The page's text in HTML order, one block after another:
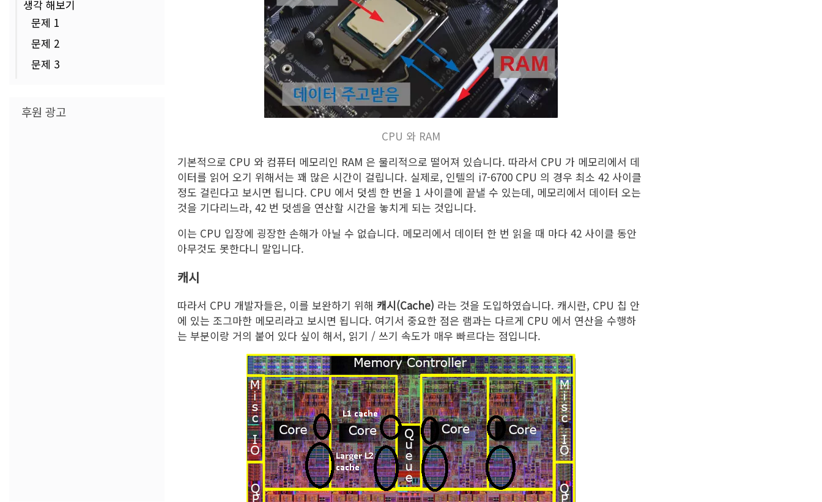
생각 해보기
문제 1
문제 2
문제 3
후원 광고
CPU 와 RAM
기본적으로 CPU 와 컴퓨터 메모리인 RAM 은 물리적으로 떨어져 있습니다. 따라서 CPU 가 메모리에서 데
이터를 읽어 오기 위해서는 꽤 많은 시간이 걸립니다. 실제로, 인텔의 i7-6700 CPU 의 경우 최소 42 사이클
정도 걸린다고 보시면 됩니다. CPU 에서 덧셈 한 번을 1 사이클에 끝낼 수 있는데, 메모리에서 데이터 오는
것을 기다리느라, 42 번 덧셈을 연산할 시간을 놓치게 되는 것입니다.
이는 CPU 입장에 굉장한 손해가 아닐 수 없습니다. 메모리에서 데이터 한 번 읽을 때 마다 42 사이클 동안
아무것도 못한다니 말입니다.
캐시
따라서 CPU 개발자들은, 이를 보완하기 위해 캐시(Cache) 라는 것을 도입하였습니다. 캐시란, CPU 칩 안
에 있는 조그마한 메모리라고 보시면 됩니다. 여기서 중요한 점은 램과는 다르게 CPU 에서 연산을 수행하
는 부분이랑 거의 붙어 있다 싶이 해서, 읽기 / 쓰기 속도가 매우 빠르다는 점입니다.